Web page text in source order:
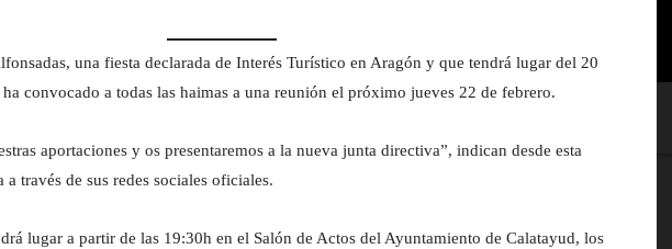
una fiesta declarada de Interés Turístico en Aragón y que tendrá lugar del 20
convocado a todas las haimas a una reunión el próximo jueves 22 de febrero.
aportaciones y os presentaremos a la nueva junta directiva”, indican desde esta
través de sus redes sociales oficiales.
lugar a partir de las 19:30h en el Salón de Actos del Ayuntamiento de Calatayud, los